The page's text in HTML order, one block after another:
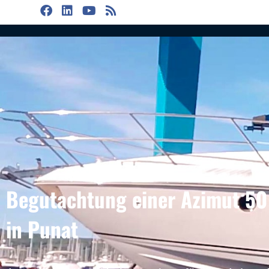
Begutachtung einer Azimut
in Punat